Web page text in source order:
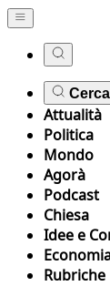
Cerca
Attualità
Politica
Mondo
Agorà
Podcast
Chiesa
Idee e
Rubriche